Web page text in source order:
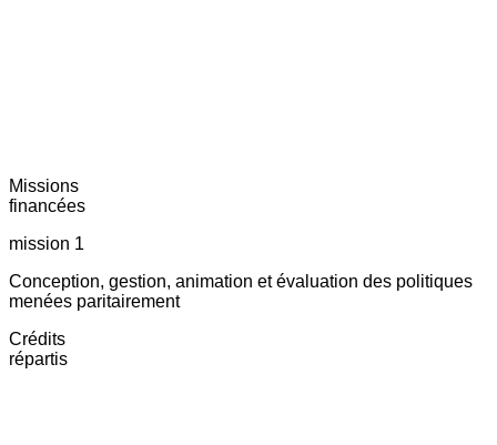
Missions
financées
mission 1
Conception, gestion, animation et évaluation des politiques
menées paritairement
Crédits
répartis